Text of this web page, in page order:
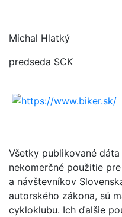
Michal Hlatký
predseda SCK
Všetky publikované
nekomerčné použitie
a návštevníkov
autorského zákona, sú
cykloklubu. Ich ďalšie